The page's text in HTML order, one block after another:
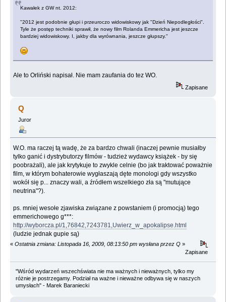
Kawałek z GW nt. 2012:
"2012 jest podobnie głupi i przeuroczo widowiskowy jak "Dzień Niepodległości".
Tyle że postęp techniki sprawił, że nowy film Rolanda Emmericha jest jeszcze
bardziej widowiskowy. I, jakby dla wyrównania, jeszcze głupszy."
Ale to Orliński napisał. Nie mam zaufania do tez WO.
Zapisane
Q
Juror
W.O. ma raczej tą wadę, że za bardzo chwali (inaczej pewnie musiałby
tylko ganić i dystrybutorzy filmów - tudzież wydawcy książek - by się
poobrażali), ale jak krytykuje to zwykle celnie (bo jak traktować poważnie
film, w którym bohaterowie wygłaszają dęte monologi gdy wszystko
wokół się p... znaczy wali, a źródłem wszelkiego zła są "mutujące
neutrina"?).
ps. mniej wesołe zjawiska związane z powstaniem (i promocją) tego
emmerichowego g***:
http://wyborcza.pl/1,76842,7243781,Uwierz_w_apokalipse.html
(ludzie jednak gupie są)
« Ostatnia zmiana: Listopada 16, 2009, 08:13:50 pm wysłana przez Q »
Zapisane
"Wśród wydarzeń wszechświata nie ma ważnych i nieważnych, tylko my
różnie je postrzegamy. Podział na ważne i nieważne odbywa się w naszych
umysłach" - Marek Baraniecki